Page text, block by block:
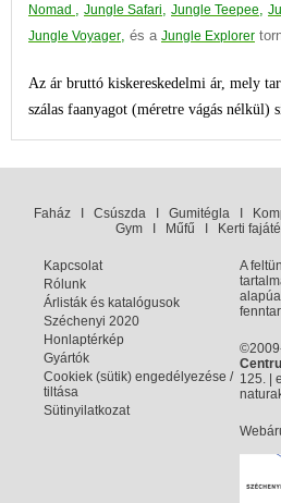
Nomad , Jungle Safari, Jungle Teepee,
Jungle Voyager, és a Jungle Explorer
Az ár bruttó kiskereskedelmi ár, mely
szálas faanyagot (méretre vágás
FaházI CsúszdaI GumitéglaI
GymI Műfű Kerti
Kapcsolat
Rólunk
Árlisták és katalógusok
Széchenyi 2020
Honlaptérkép
Gyártók
Cookiek (sütik) engedélyezése /
tiltása
Sütinyilatkozat
A
125. |